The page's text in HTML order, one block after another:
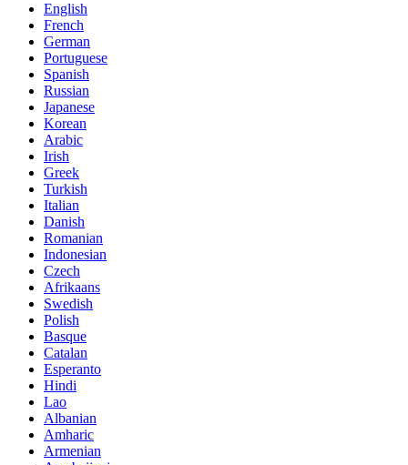
English
French
German
Portuguese
Spanish
Russian
Japanese
Korean
Arabic
Irish
Greek
Turkish
Italian
Danish
Romanian
Indonesian
Czech
Afrikaans
Swedish
Polish
Basque
Catalan
Esperanto
Hindi
Lao
Albanian
Amharic
Armenian